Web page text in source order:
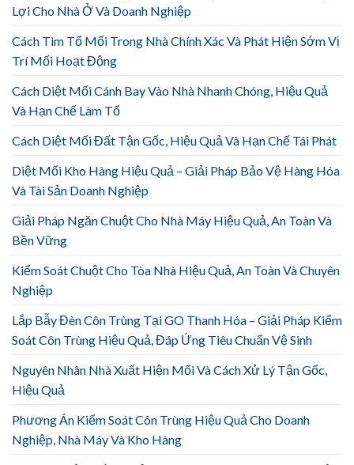
Lợi Cho Nhà Ở Và Doanh Nghiệp
Cách Tìm Tổ Mối Trong Nhà Chính Xác Và Phát Hiện Sớm Vị
Trí Mối Hoạt Động
Cách Diệt Mối Cánh Bay Vào Nhà Nhanh Chóng, Hiệu Quả
Và Hạn Chế Làm Tổ
Cách Diệt Mối Đất Tận Gốc, Hiệu Quả Và Hạn Chế Tái Phát
Diệt Mối Kho Hàng Hiệu Quả – Giải Pháp Bảo Vệ Hàng Hóa
Và Tài Sản Doanh Nghiệp
Giải Pháp Ngăn Chuột Cho Nhà Máy Hiệu Quả, An Toàn Và
Bền Vững
Kiểm Soát Chuột Cho Tòa Nhà Hiệu Quả, An Toàn Và Chuyên
Nghiệp
Lắp Bẫy Đèn Côn Trùng Tại GO Thanh Hóa – Giải Pháp Kiểm
Soát Côn Trùng Hiệu Quả, Đáp Ứng Tiêu Chuẩn Vệ Sinh
Nguyên Nhân Nhà Xuất Hiện Mối Và Cách Xử Lý Tận Gốc,
Hiệu Quả
Phương Án Kiểm Soát Côn Trùng Hiệu Quả Cho Doanh
Nghiệp, Nhà Máy Và Kho Hàng